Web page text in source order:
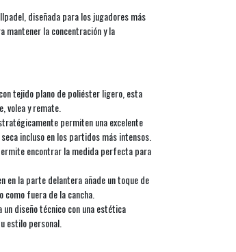
diseñada para los jugadores más
mantener la concentración y la
tejido plano de poliéster ligero, esta
volea y remate.
permiten una excelente
incluso en los partidos más intensos.
encontrar la medida perfecta para
en la parte delantera añade un toque de
fuera de la cancha.
diseño técnico con una estética
estilo personal.